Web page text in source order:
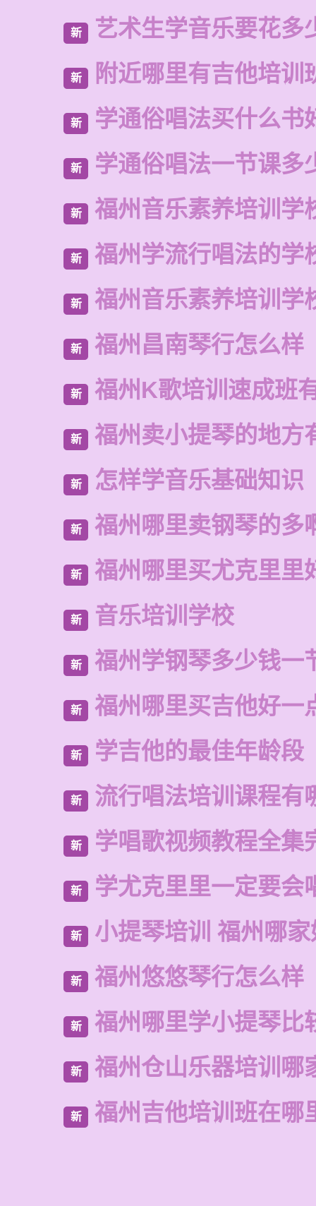
新 艺术生学音乐要花多
新 附近哪里有吉他培训
新 学通俗唱法买什么书
新 学通俗唱法一节课多
新 福州音乐素养培训学
新 福州学流行唱法的学
新 福州音乐素养培训学
新 福州昌南琴行怎么样
新 福州K歌培训速成班
新 福州卖小提琴的地方
新 怎样学音乐基础知识
新 福州哪里卖钢琴的多
新 福州哪里买尤克里里
新 音乐培训学校
新 福州学钢琴多少钱一
新 福州哪里买吉他好一
新 学吉他的最佳年龄段
新 流行唱法培训课程有
新 学唱歌视频教程全集
新 学尤克里里一定要会
新 小提琴培训 福州哪
新 福州悠悠琴行怎么样
新 福州哪里学小提琴比
新 福州仓山乐器培训哪
新 福州吉他培训班在哪